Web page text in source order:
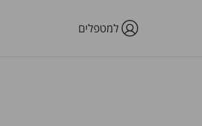
למטפלים